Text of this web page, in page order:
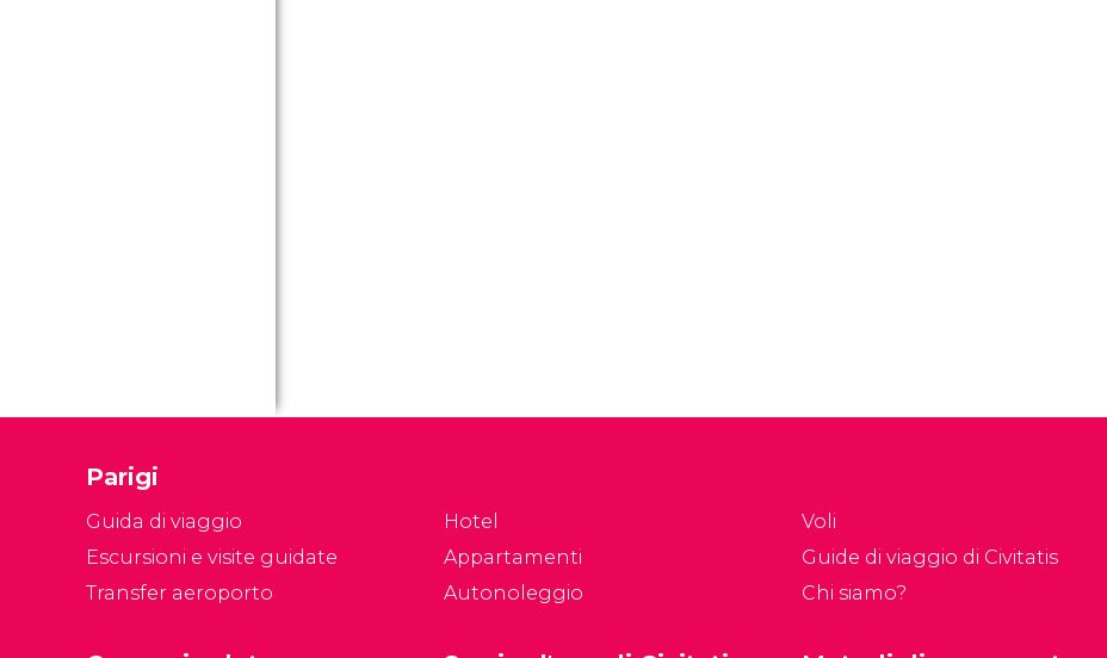
Parigi
Guida di viaggio
Escursioni e visite guidate
Transfer aeroporto
Hotel
Appartamenti
Autonoleggio
Voli
Guide di viaggio di Civitatis
Chi siamo?